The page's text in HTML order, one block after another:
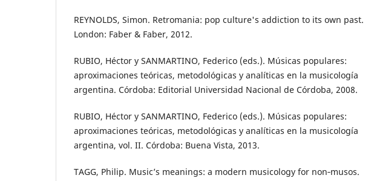
REYNOLDS, Simon. Retromania: pop culture's addiction to its own past.
London: Faber & Faber, 2012.
RUBIO, Héctor y SANMARTINO, Federico (eds.). Músicas populares:
aproximaciones teóricas, metodológicas y analíticas en la musicología
argentina. Córdoba: Editorial Universidad Nacional de Córdoba, 2008.
RUBIO, Héctor y SANMARTINO, Federico (eds.). Músicas populares:
aproximaciones teóricas, metodológicas y analíticas en la musicología
argentina, vol. II. Córdoba: Buena Vista, 2013.
TAGG, Philip. Music’s meanings: a modern musicology for non‐musos.